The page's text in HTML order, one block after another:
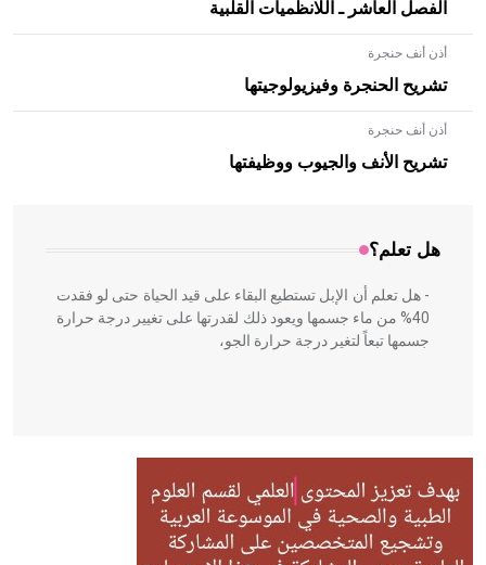
الفصل العاشر ـ اللانظميات القلبية
أذن أنف حنجرة
تشريح الحنجرة وفيزيولوجيتها
أذن أنف حنجرة
تشريح الأنف والجيوب ووظيفتها
هل تعلم؟
- هل تعلم أن الأبلق نوع من الفنون الهندسية التي ارتبطت
بالعمارة الإسلامية في بلاد الشام ومصر خاصة، حيث يحرص
المعمار على بناء مداميكه وخاصة في الواجهات
- هل تعلم أن الإبل تستطيع البقاء على قيد الحياة حتى لو فقدت
40% من ماء جسمها ويعود ذلك لقدرتها على تغيير درجة حرارة
جسمها تبعاً لتغير درجة حرارة الجو،
- هل تعلم أن أبقراط كتب في الطب أربعة مؤلفات هي:
الحكم، الأدلة، تنظيم التغذية، ورسالته في جروح الرأس. ويعود
له الفضل بأنه حرر الطب من الدين والفلسفة.